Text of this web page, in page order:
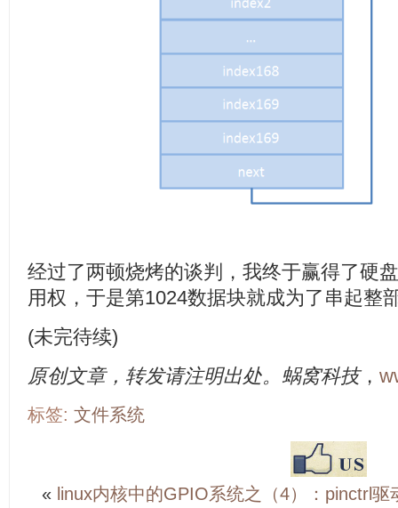
经过了两顿烧烤的谈判，我终于赢得了硬
用权，于是第1024数据块就成为了串起整
(未完待续)
原创文章，转发请注明出处。蜗窝科技，
标签: 文件系统
« linux内核中的GPIO系统之（4）：pinctrl驱